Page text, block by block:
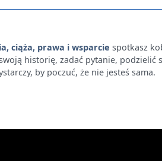
ciąża, prawa i wsparcie spotkasz
historię, zadać pytanie,
by poczuć, że nie jesteś sama.